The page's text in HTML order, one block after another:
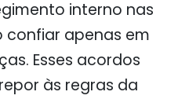
interno nas
apenas em
Esses acordos
às regras da